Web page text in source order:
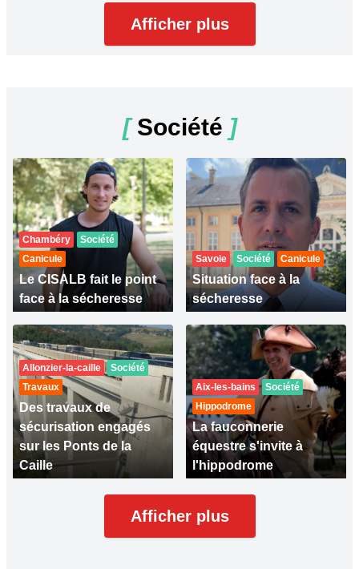
Afficher plus
[Société ]
Chambéry
Société
Canicule
Le CISALB fait le point
face à la sécheresse
Savoie Société Canicule
Situation face à la
sécheresse
Allonzier-la-caille
Société
Travaux
Des travaux de
sécurisation engagés
sur les Ponts de la
Caille
Aix-les-bains
Société
Hippodrome
La fauconnerie
équestre s'invite à
l'hippodrome
Afficher plus